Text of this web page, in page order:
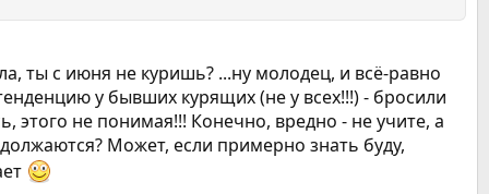
ты с июня не куришь? ...ну молодец, и всё-равно
у бывших курящих (не у всех!!!) - бросили
этого не понимая!!! Конечно, вредно - не учите, а
Может, если примерно знать буду,